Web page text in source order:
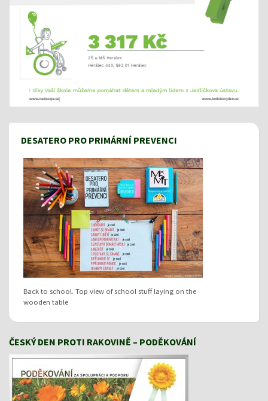
DESATERO PRO PRIMÁRNÍ PREVENCI
Back to school. Top view of school stuff laying on the
wooden table
ČESKÝ DEN PROTI RAKOVINĚ – PODĚKOVÁNÍ